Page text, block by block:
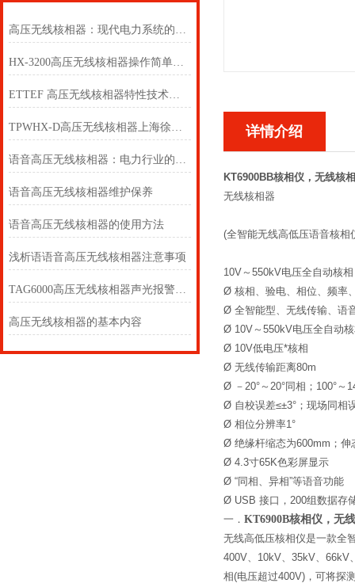
高压无线核相器：现代电力系统的关键技术
HX-3200高压无线核相器操作简单安全
ETTEF 高压无线核相器特性技术参数
TPWHX-D高压无线核相器上海徐吉电气
语音高压无线核相器：电力行业的智能化革新
语音高压无线核相器维护保养
语音高压无线核相器的使用方法
浅析语语音高压无线核相器注意事项
TAG6000高压无线核相器声光报警核相仪
高压无线核相器的基本内容
详情介绍
KT6900BB核相仪，无线核
无线核相器
(全智能无线高低压语音核相
10V～550kV电压全自动核相
Ø 核相、验电、相位、频率
Ø 全智能型、无线传输、语
Ø 10V～550kV电压全自动
Ø 10V低电压*核相
Ø 无线传输距离80m
Ø －20°～20°同相；100°～
Ø 自校误差≤±3°；现场同相
Ø 相位分辨率1°
Ø 绝缘杆缩态为600mm；伸
Ø 4.3寸65K色彩屏显示
Ø “同相、异相”等语音功能
Ø USB 接口，200组数据存
一． KT6900B核相仪，无
无线高低压核相仪是一款全
400V、10kV、35kV、66kV
相(电压超过400V)，可将探